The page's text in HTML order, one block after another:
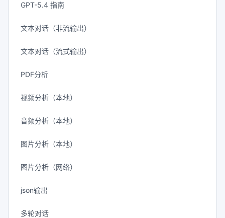
GPT-5.4 指南
文本对话（非流输出）
文本对话（流式输出）
PDF分析
视频分析（本地）
音频分析（本地）
图片分析（本地）
图片分析（网络）
json输出
多轮对话